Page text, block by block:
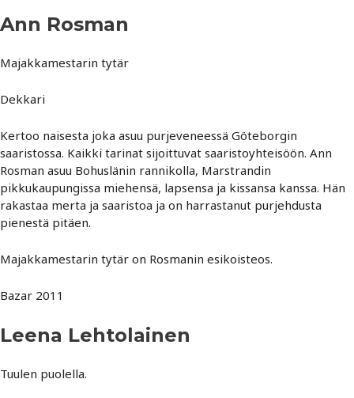
Ann Rosman
Majakkamestarin tytär
Dekkari
Kertoo naisesta joka asuu purjeveneessä Göteborgin
saaristossa. Kaikki tarinat sijoittuvat saaristoyhteisöön. Ann
Rosman asuu Bohuslänin rannikolla, Marstrandin
pikkukaupungissa miehensä, lapsensa ja kissansa kanssa. Hän
rakastaa merta ja saaristoa ja on harrastanut purjehdusta
pienestä pitäen.
Majakkamestarin tytär on Rosmanin esikoisteos.
Bazar 2011
Leena Lehtolainen
Tuulen puolella.